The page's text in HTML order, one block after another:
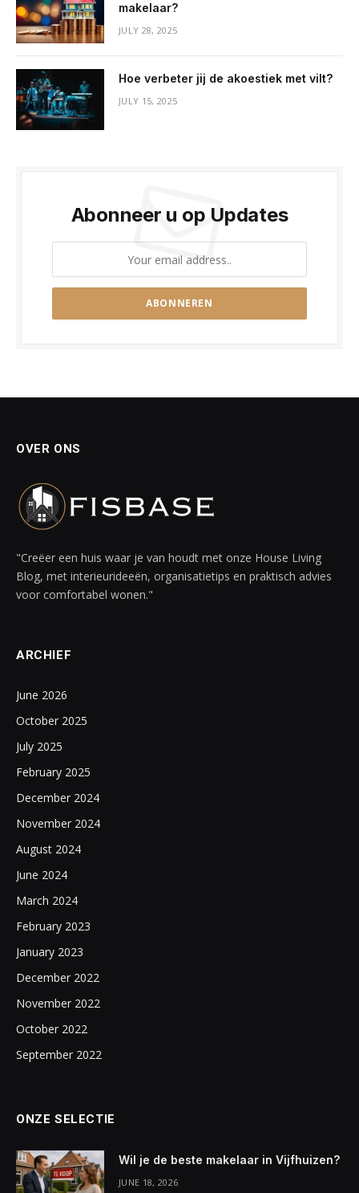
makelaar?
JULY 28, 2025
Hoe verbeter jij de akoestiek met vilt?
JULY 15, 2025
Abonneer u op Updates
OVER ONS
"Creëer een huis waar je van houdt met onze House Living
Blog, met interieurideeën, organisatietips en praktisch advies
voor comfortabel wonen."
ARCHIEF
June 2026
October 2025
July 2025
February 2025
December 2024
November 2024
August 2024
June 2024
March 2024
February 2023
January 2023
December 2022
November 2022
October 2022
September 2022
ONZE SELECTIE
Wil je de beste makelaar in Vijfhuizen?
JUNE 18, 2026